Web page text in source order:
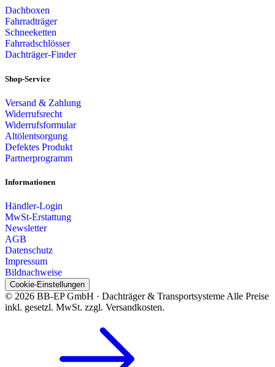
Dachboxen
Fahrradträger
Schneeketten
Fahrradschlösser
Dachträger-Finder
Shop-Service
Versand & Zahlung
Widerrufsrecht
Widerrufsformular
Altölentsorgung
Defektes Produkt
Partnerprogramm
Informationen
Händler-Login
MwSt-Erstattung
Newsletter
AGB
Datenschutz
Impressum
Bildnachweise
Cookie-Einstellungen
© 2026 BB-EP GmbH · Dachträger & Transportsysteme Alle Preise
inkl. gesetzl. MwSt. zzgl. Versandkosten.